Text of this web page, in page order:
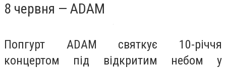
8 червня — ADAM
Попгурт ADAM святкує 10-річчя
концертом під відкритим небом у